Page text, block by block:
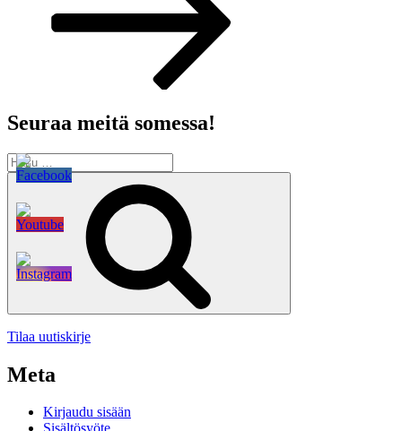
Seuraa meitä somessa!
Etsi:
Tilaa uutiskirje
Meta
Kirjaudu sisään